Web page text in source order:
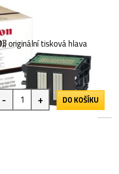
originální tisková hlava
- + DO KOŠÍKU